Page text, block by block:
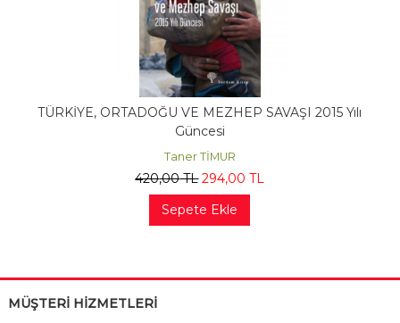
TÜRKİYE, ORTADOĞU VE MEZHEP SAVAŞI 2015 Yılı
Güncesi
Taner TİMUR
420,00TL 294,00 TL
Sepete Ekle
MÜŞTERİ HİZMETLERİ